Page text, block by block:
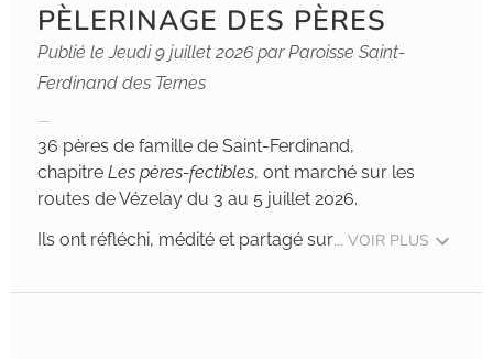
PÈLERINAGE DES PÈRES
Publié le Jeudi 9 juillet 2026 par Paroisse Saint-
Ferdinand des Ternes
36 pères de famille de Saint-Ferdinand,
chapitre Les pères-fectibles, ont marché sur les
routes de Vézelay du 3 au 5 juillet 2026.
Ils ont réfléchi, médité et partagé sur... VOIR PLUS